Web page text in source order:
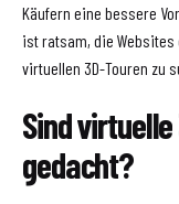
Käufern eine bessere
ist ratsam, die
virtuellen 3D-Touren zu
Sind
gedacht?